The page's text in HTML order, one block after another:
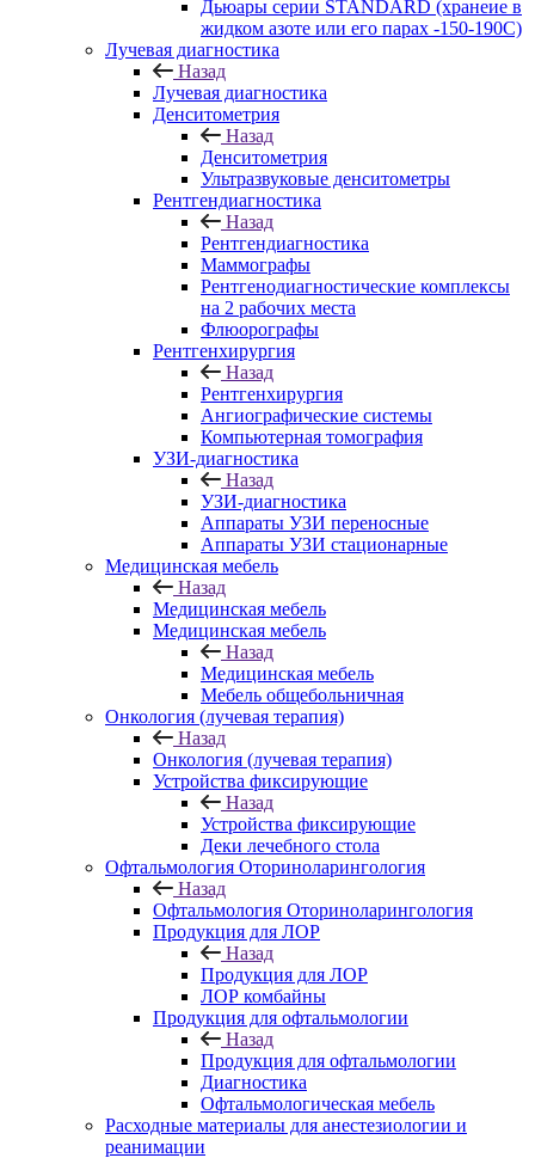
Дьюары серии STANDARD (хранеие в
жидком азоте или его парах -150-190С)
Лучевая диагностика
Назад
Лучевая диагностика
Денситометрия
Назад
Денситометрия
Ультразвуковые денситометры
Рентгендиагностика
Назад
Рентгендиагностика
Маммографы
Рентгенодиагностические комплексы
на 2 рабочих места
Флюорографы
Рентгенхирургия
Назад
Рентгенхирургия
Ангиографические системы
Компьютерная томография
УЗИ-диагностика
Назад
УЗИ-диагностика
Аппараты УЗИ переносные
Аппараты УЗИ стационарные
Медицинская мебель
Назад
Медицинская мебель
Медицинская мебель
Назад
Медицинская мебель
Мебель общебольничная
Онкология (лучевая терапия)
Назад
Онкология (лучевая терапия)
Устройства фиксирующие
Назад
Устройства фиксирующие
Деки лечебного стола
Офтальмология Оториноларингология
Назад
Офтальмология Оториноларингология
Продукция для ЛОР
Назад
Продукция для ЛОР
ЛОР комбайны
Продукция для офтальмологии
Назад
Продукция для офтальмологии
Диагностика
Офтальмологическая мебель
Расходные материалы для анестезиологии и
реанимации